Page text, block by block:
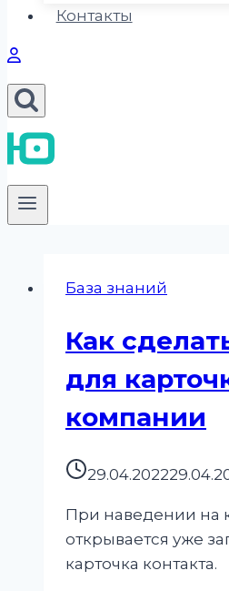
Контакты
База знаний
Как
для
компании
29.04.2022
При наведении на
открывается уже
карточка контакта.